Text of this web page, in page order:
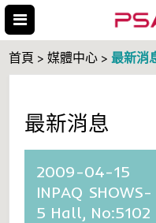
首頁 > 媒體中心 > 最新消
最新消息
2009-04-15
INPAQ
5 Hall, No:5102